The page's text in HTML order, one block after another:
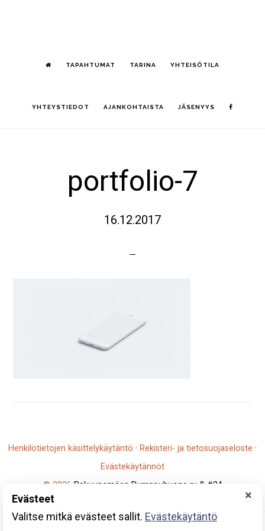
TAPAHTUMAT TARINA YHTEISÖTILA
YHTEYSTIEDOT AJANKOHTAISTA JÄSENYYS
portfolio-7
16.12.2017
Henkilötietojen käsittelykäytäntö · Rekisteri- ja tietosuojaseloste ·
Evästekäytännöt
© 2026 Rakuunamäen Pumppuhuone ry & #24
×
Evästeet
Valitse mitkä evästeet sallit. Evästekäytäntö